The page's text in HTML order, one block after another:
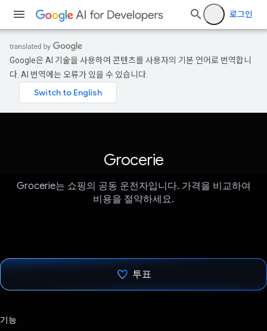
로그인
Google은 AI 기술을 사용하여 콘텐츠를 사용자의 기본 언어로 번역합니
다. AI 번역에는 오류가 있을 수 있습니다.
Grocerie
Grocerie는 쇼핑의 공동 운전자입니다. 가격을 비교하여
비용을 절약하세요.
투표
기능